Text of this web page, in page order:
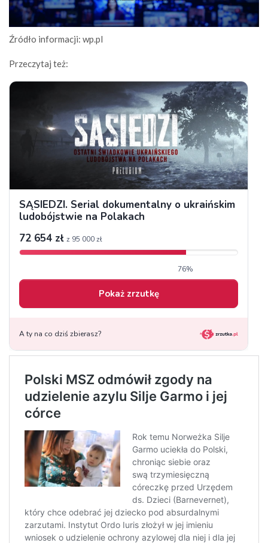
Źródło informacji: wp.pl
Przeczytaj też: